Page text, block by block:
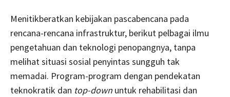
Menitikberatkan kebijakan pascabencana pada
rencana-rencana infrastruktur, berikut pelbagai ilmu
pengetahuan dan teknologi penopangnya, tanpa
melihat situasi sosial penyintas sungguh tak
memadai. Program-program dengan pendekatan
teknokratik dan top-down untuk rehabilitasi dan